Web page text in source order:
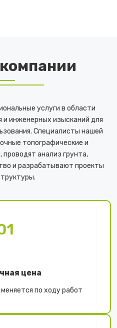
услуги в области
и инженерных изысканий для
Специалисты нашей
топографические и
анализ грунта,
и разрабатывают проекты
цена
по ходу работ